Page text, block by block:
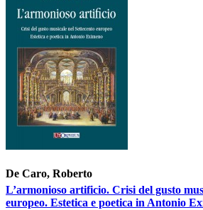
De Caro, Roberto
L’armonioso artificio. Crisi del gusto
europeo. Estetica e poetica in Antonio